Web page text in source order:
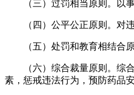
（三）过罚相当原则。以
（四）公平公正原则。对
（五）处罚和教育相结合
（六）综合裁量原则。综
素，惩戒违法行为，预防药品